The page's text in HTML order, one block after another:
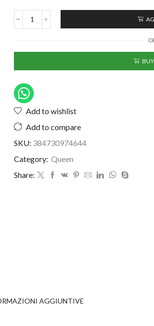
Add to wishlist
Add to compare
SKU: 384730974644
Category: Queen
Share:
AGGIUNTIVE